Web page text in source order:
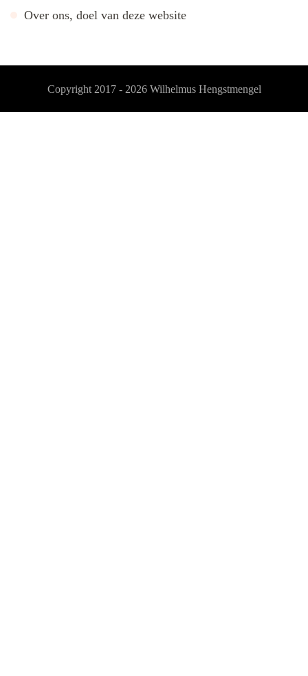
Over ons, doel van deze website
Copyright 2017 - 2026 Wilhelmus Hengstmengel